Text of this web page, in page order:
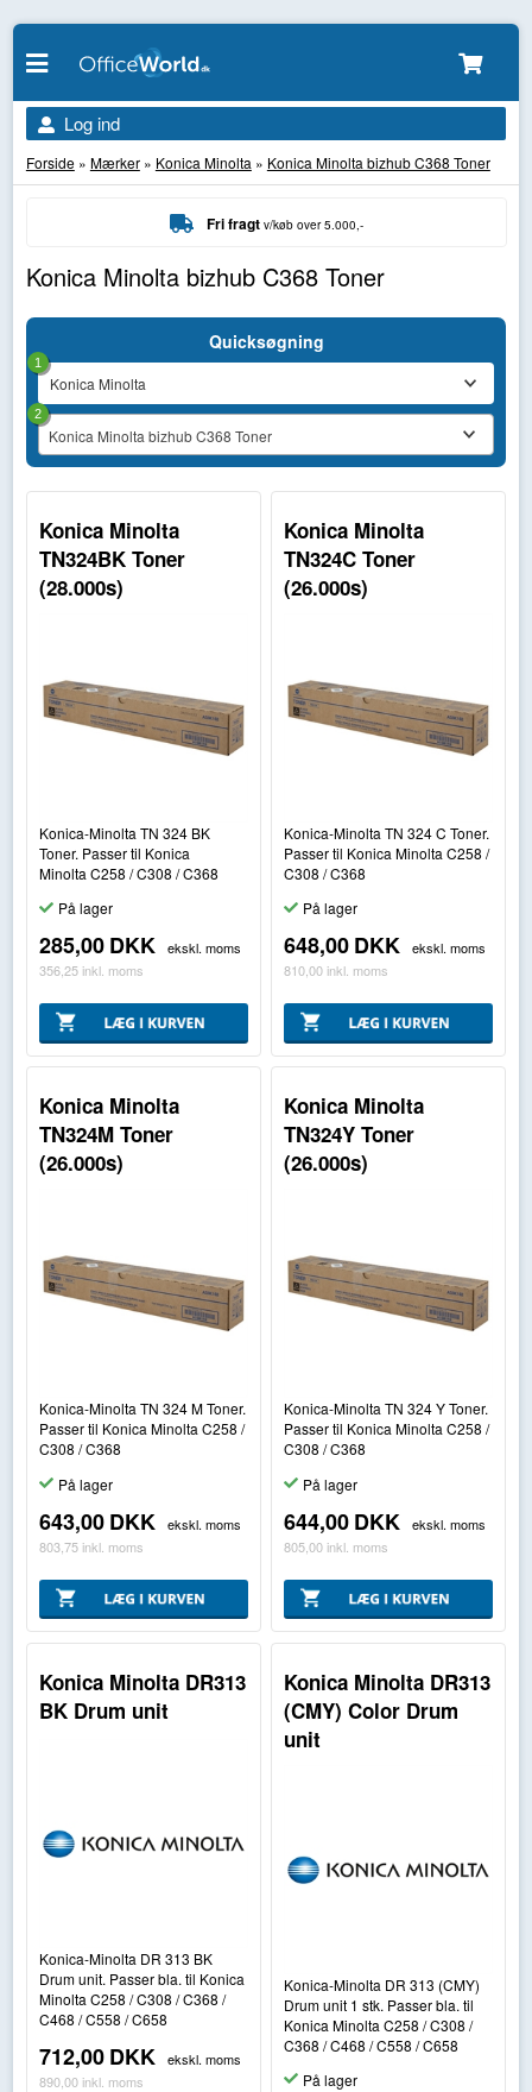
Log ind
Forside» Mærker» Konica Minolta » Konica Minolta bizhub C368 Toner
Fri fragt v/køb over 5.000,-
Konica Minolta bizhub C368 Toner
Quicksøgning
1
Konica Minolta bizhub C368 Toner
2
Konica Minolta
TN324BK Toner
(28.000s)
Konica-Minolta TN 324 BK
Toner. Passer til Konica
Minolta C258 / C308 / C368
På lager
285,00DKK
ekskl. moms
356,25 inkl. moms
Konica Minolta
TN324C Toner
(26.000s)
Konica-Minolta TN 324 C Toner.
Passer til Konica Minolta C258 /
C308 / C368
På lager
648,00DKK
ekskl. moms
810,00 inkl. moms
Konica Minolta
TN324M Toner
(26.000s)
Konica-Minolta TN 324 M Toner.
Passer til Konica Minolta C258 /
C308 / C368
På lager
643,00DKK
ekskl. moms
803,75 inkl. moms
Konica Minolta
TN324Y Toner
(26.000s)
Konica-Minolta TN 324 Y Toner.
Passer til Konica Minolta C258 /
C308 / C368
På lager
644,00DKK
ekskl. moms
805,00 inkl. moms
Konica Minolta DR313
BK Drum unit
Konica-Minolta DR 313 BK
Drum unit. Passer bla. til Konica
Minolta C258 / C308 / C368 /
C468 / C558 / C658
712,00DKK
ekskl. moms
890,00 inkl. moms
Konica Minolta DR313
(CMY) Color Drum
unit
Konica-Minolta DR 313 (CMY)
Drum unit 1 stk. Passer bla. til
Konica Minolta C258 / C308 /
C368 / C468 / C558 / C658
På lager